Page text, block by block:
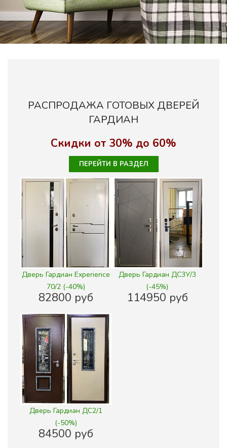
РАСПРОДАЖА ГОТОВЫХ ДВЕРЕЙ
ГАРДИАН
Скидки от 30% до 60%
ПЕРЕЙТИ В РАЗДЕЛ
Дверь Гардиан Experience
70/2 (-40%)
82800 руб
Дверь Гардиан ДС3У/3
(-45%)
114950 руб
Дверь Гардиан ДС2/1
(-50%)
84500 руб